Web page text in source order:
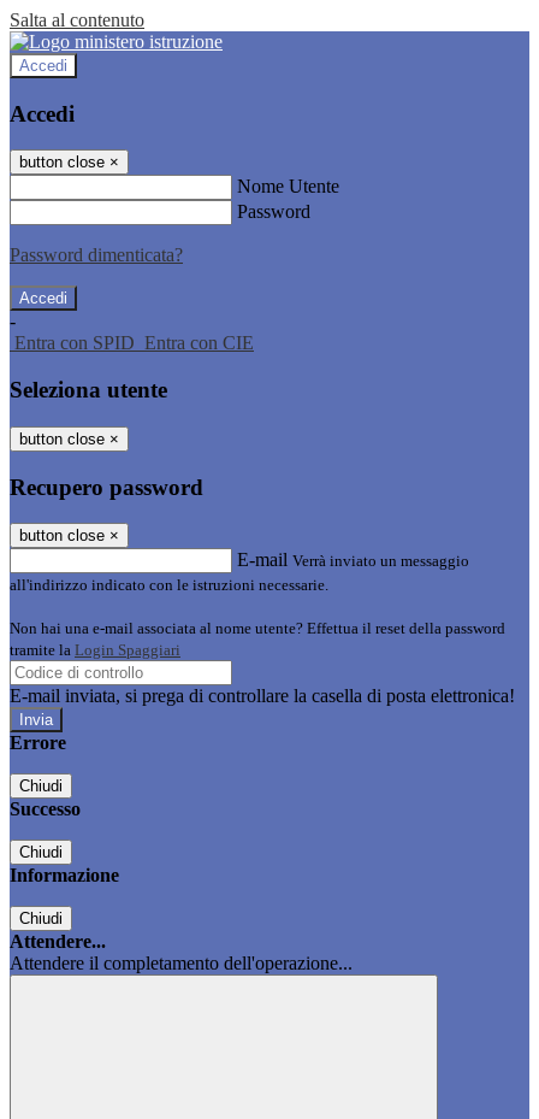
Salta al contenuto
Accedi
Accedi
button close ×
Nome Utente
Password
Password dimenticata?
-
Entra con SPID Entra con CIE
Seleziona utente
button close ×
Recupero password
button close ×
E-mail Verrà inviato un messaggio
all'indirizzo indicato con le istruzioni necessarie.
Non hai una e-mail associata al nome utente? Effettua il reset della password
tramite la Login Spaggiari
E-mail inviata, si prega di controllare la casella di posta elettronica!
Errore
Chiudi
Successo
Chiudi
Informazione
Chiudi
Attendere...
Attendere il completamento dell'operazione...